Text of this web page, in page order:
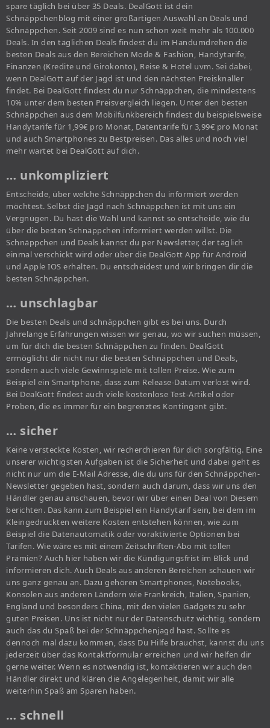
spare täglich bei über 35 Deals. DealGott ist dein
Schnäppchenblog mit einer großartigen Auswahl an Deals und
Schnäppchen. Seit 2009 sind es nun schon weit mehr als 100.000
Deals. In den täglichen Deals findest du im Handumdrehen die
besten Deals aus den Bereichen Mode & Fashion, Handytarife,
Finanzen (Kredite und Girokonto), Reise & Hotel uvm. Sei dabei,
wenn DealGott auf der Jagd ist und den nächsten Preisknaller
findet. Bei DealGott findest du nur Schnäppchen, die mindestens
10% unter dem besten Preisvergleich liegen. Unter den besten
Schnäppchen aus dem Mobilfunkbereich findest du beispielsweise
Handytarife für 1,99€ pro Monat, Datentarife für 3,99€ pro Monat
und auch Smartphones zu Bestpreisen. Das alles und noch viel
mehr wartet bei DealGott auf dich.
… unkompliziert
Entscheide, über welche Schnäppchen du informiert werden
möchtest. Selbst die Jagd nach Schnäppchen ist mit uns ein
Vergnügen. Du hast die Wahl und kannst so entscheide, wie du
über die besten Schnäppchen informiert werden willst. Die
Schnäppchen und Deals kannst du per Newsletter, der täglich
einmal verschickt wird oder über die DealGott App für Android
und Apple IOS erhalten. Du entscheidest und wir bringen dir die
besten Schnäppchen.
… unschlagbar
Die besten Deals und schnäppchen gibt es bei uns. Durch
Jahrelange Erfahrungen wissen wir genau, wo wir suchen müssen,
um für dich die besten Schnäppchen zu finden. DealGott
ermöglicht dir nicht nur die besten Schnäppchen und Deals,
sondern auch viele Gewinnspiele mit tollen Preise. Wie zum
Beispiel ein Smartphone, dass zum Release-Datum verlost wird.
Bei DealGott findest auch viele kostenlose Test-Artikel oder
Proben, die es immer für ein begrenztes Kontingent gibt.
… sicher
Keine versteckte Kosten, wir recherchieren für dich sorgfältig. Eine
unserer wichtigsten Aufgaben ist die Sicherheit und dabei geht es
nicht nur um die E-Mail Adresse, die du uns für den Schnäppchen-
Newsletter gegeben hast, sondern auch darum, dass wir uns den
Händler genau anschauen, bevor wir über einen Deal von Diesem
berichten. Das kann zum Beispiel ein Handytarif sein, bei dem im
Kleingedruckten weitere Kosten entstehen können, wie zum
Beispiel die Datenautomatik oder voraktivierte Optionen bei
Tarifen. Wie wäre es mit einem Zeitschriften-Abo mit tollen
Prämien? Auch hier haben wir die Kündigungsfrist im Blick und
informieren dich. Auch Deals aus anderen Bereichen schauen wir
uns ganz genau an. Dazu gehören Smartphones, Notebooks,
Konsolen aus anderen Ländern wie Frankreich, Italien, Spanien,
England und besonders China, mit den vielen Gadgets zu sehr
guten Preisen. Uns ist nicht nur der Datenschutz wichtig, sondern
auch das du Spaß bei der Schnäppchenjagd hast. Sollte es
dennoch mal dazu kommen, dass Du Hilfe brauchst, kannst du uns
jederzeit über das Kontaktformular erreichen und wir helfen dir
gerne weiter. Wenn es notwendig ist, kontaktieren wir auch den
Händler direkt und klären die Angelegenheit, damit wir alle
weiterhin Spaß am Sparen haben.
… schnell